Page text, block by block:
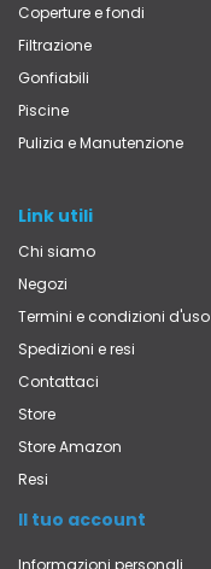
Coperture e fondi
Filtrazione
Gonfiabili
Piscine
Pulizia e Manutenzione
Link utili
Chi siamo
Negozi
Termini e condizioni d'uso
Spedizioni e resi
Contattaci
Store
Store Amazon
Resi
Il tuo account
Informazioni personali